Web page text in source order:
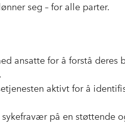
seg – for alle parter.
ansatte for å forstå deres
aktivt for å
på en støttende